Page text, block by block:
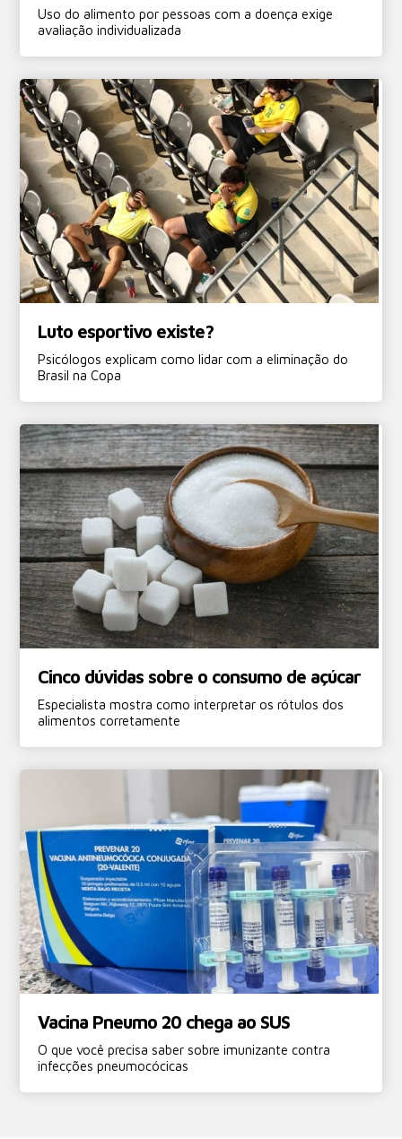
Uso do alimento por pessoas com a doença exige
avaliação individualizada
Luto esportivo existe?
Psicólogos explicam como lidar com a eliminação do
Brasil na Copa
Cinco dúvidas sobre o consumo de açúcar
Especialista mostra como interpretar os rótulos dos
alimentos corretamente
Vacina Pneumo 20 chega ao SUS
O que você precisa saber sobre imunizante contra
infecções pneumocócicas